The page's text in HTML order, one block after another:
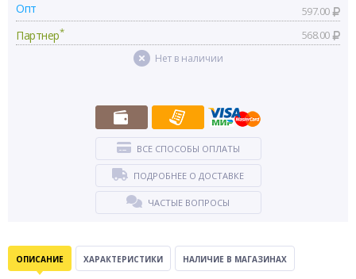
Опт 597.00
Партнер* 568.00
Нет в наличии
ВСЕ СПОСОБЫ ОПЛАТЫ
ПОДРОБНЕЕ О ДОСТАВКЕ
ЧАСТЫЕ ВОПРОСЫ
ОПИСАНИЕ ХАРАКТЕРИСТИКИ НАЛИЧИЕ В МАГАЗИНАХ